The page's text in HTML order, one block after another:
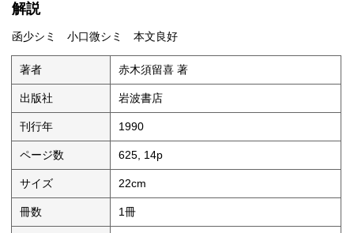
解説
函少シミ 小口微シミ 本文良好
著者 赤木須留喜 著
出版社 岩波書店
刊行年 1990
ページ数 625, 14p
サイズ 22cm
冊数 1冊